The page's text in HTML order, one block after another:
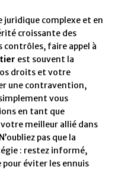
juridique complexe et en
croissante des
faire appel à
est souvent la
droits et votre
une contravention,
vous
en tant que
meilleur allié dans
pas que la
: restez informé,
éviter les ennuis